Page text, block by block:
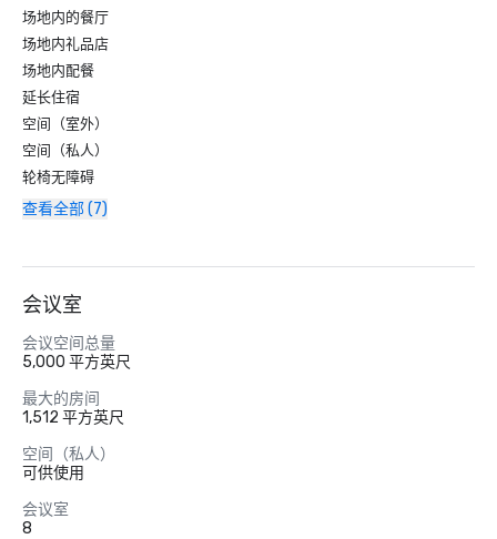
场地内的餐厅
场地内礼品店
场地内配餐
延长住宿
空间（室外）
空间（私人）
轮椅无障碍
查看全部 (7)
会议室
会议空间总量
5,000 平方英尺
最大的房间
1,512 平方英尺
空间（私人）
可供使用
会议室
8